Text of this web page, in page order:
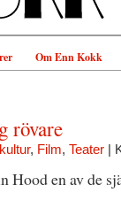
Om Enn Kokk
rövare
, Film, Teater|
Hood en av de